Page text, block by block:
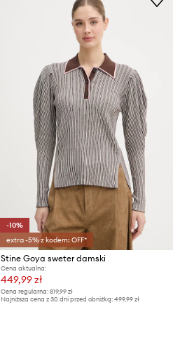
-10%
extra -5% z kodem: OFF*
Stine Goya sweter damski
Cena aktualna:
449,99 zł
Cena regularna: 819,99 zł
Najniższa cena z 30 dni przed obniżką: 499,99 zł